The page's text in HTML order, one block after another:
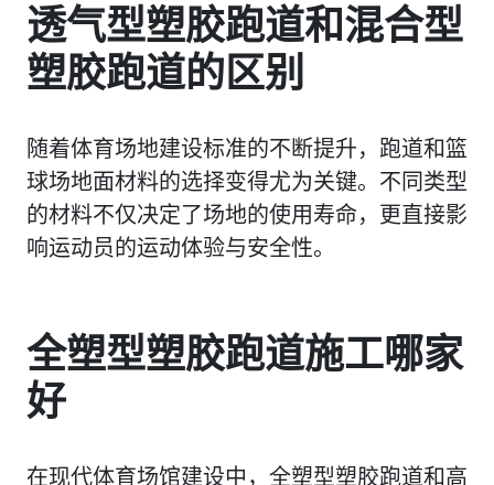
透气型塑胶跑道和混合型
塑胶跑道的区别
随着体育场地建设标准的不断提升，跑道和篮
球场地面材料的选择变得尤为关键。不同类型
的材料不仅决定了场地的使用寿命，更直接影
响运动员的运动体验与安全性。
全塑型塑胶跑道施工哪家
好
在现代体育场馆建设中，全塑型塑胶跑道和高